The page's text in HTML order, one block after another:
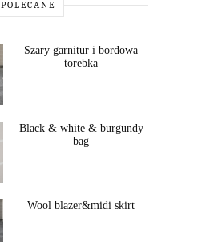
POLECANE
Szary garnitur i bordowa
torebka
Black & white & burgundy
bag
Wool blazer&midi skirt